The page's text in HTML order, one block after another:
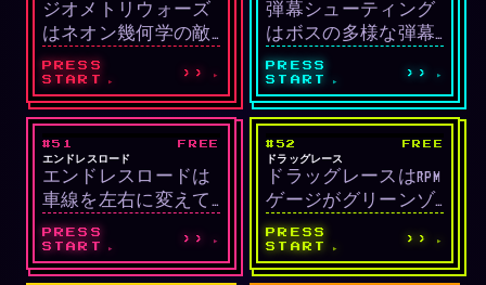
数が少ないほど高得
点。
体力パックや武器強
化アイテムが出現し
ます。
ーケード
ジオメトリウォーズ
はネオン幾何学の敵
を倒すデュアルステ
ィックシューターで
す。5キルごとにマル
チプライヤーが上が
り、敵接触で即ゲー
ムオーバー。時間が
経つほど敵が速くな
ります。
PRESS
START
››
避
弾幕シューティング
はボスの多様な弾幕
パターンを小さなヒ
ットボックスでくぐ
り抜けて生き残る回
避シューティングで
す。ぎりぎり回避(グ
レイズ)で点が加算さ
れ、Shiftで精密移動
できます。
PRESS
START
››
アーケード/回避 LIVE
#51 FREE
エンドレスロード
エンドレスロードは
車線を左右に変えて
敵車を避けながら無
限に走る回避ゲーム
です。コインを集め
PRESS
START
››
レース/タイミングLIVE
#52 FREE
ドラッグレース
ドラッグレースはRPM
ゲージがグリーンゾ
ーンに入った瞬間に
シフトアップし、1/4
マイル(400m)を最短
PRESS
START
››